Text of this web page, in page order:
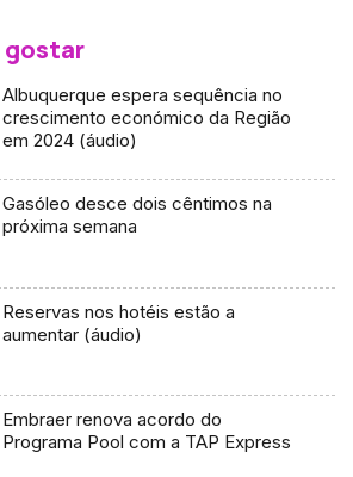
gostar
Albuquerque espera sequência no
crescimento económico da Região
em 2024 (áudio)
Gasóleo desce dois cêntimos na
próxima semana
Reservas nos hotéis estão a
aumentar (áudio)
Embraer renova acordo do
Programa Pool com a TAP Express